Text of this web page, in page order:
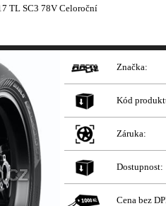
TL SC3 78V Celoroční
Značka:
Kód
Záruka:
Dostupnost:
Cena bez